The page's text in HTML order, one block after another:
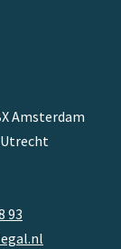
Amsterdam
Utrecht
93